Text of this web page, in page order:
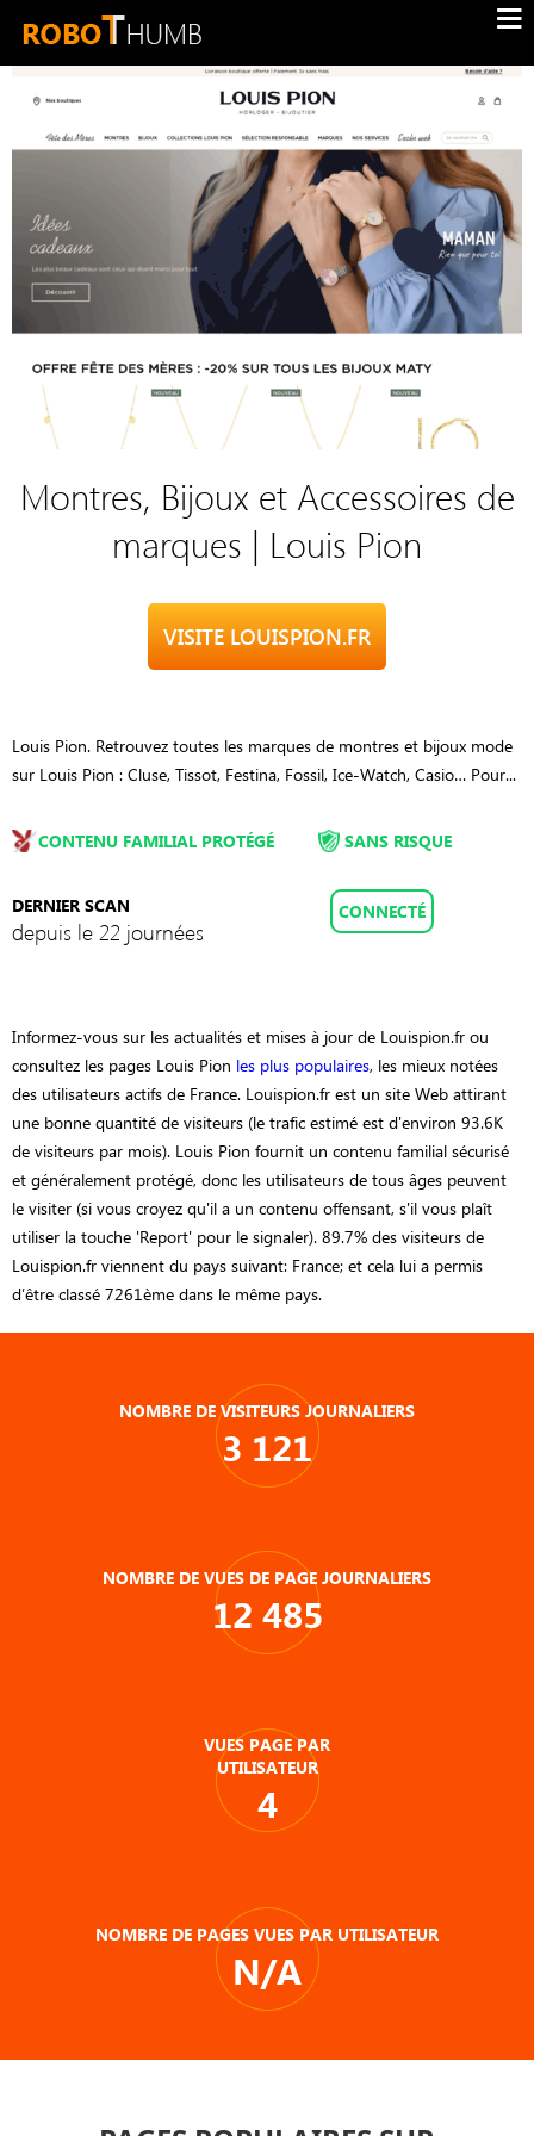
Montres, Bijoux et Accessoires de
marques | Louis Pion
VISITE LOUISPION.FR
Louis Pion. Retrouvez toutes les marques de montres et bijoux mode
sur Louis Pion : Cluse, Tissot, Festina, Fossil, Ice-Watch, Casio… Pour...
CONTENU FAMILIAL PROTÉGÉ
DERNIER SCAN
depuis le 22 journées
SANS RISQUE
CONNECTÉ
Informez-vous sur les actualités et mises à jour de Louispion.fr ou
consultez les pages Louis Pion les plus populaires, les mieux notées
des utilisateurs actifs de France. Louispion.fr est un site Web attirant
une bonne quantité de visiteurs (le trafic estimé est d'environ 93.6K
de visiteurs par mois). Louis Pion fournit un contenu familial sécurisé
et généralement protégé, donc les utilisateurs de tous âges peuvent
le visiter (si vous croyez qu'il a un contenu offensant, s'il vous plaît
utiliser la touche 'Report' pour le signaler). 89.7% des visiteurs de
Louispion.fr viennent du pays suivant: France; et cela lui a permis
d’être classé 7261ème dans le même pays.
NOMBRE DE VISITEURS JOURNALIERS
3 121
NOMBRE DE VUES DE PAGE JOURNALIERS
12 485
VUES PAGE PAR
UTILISATEUR
4
NOMBRE DE PAGES VUES PAR UTILISATEUR
N/A